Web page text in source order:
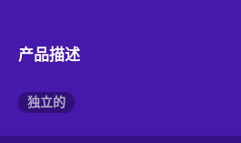
产品描述
独立的